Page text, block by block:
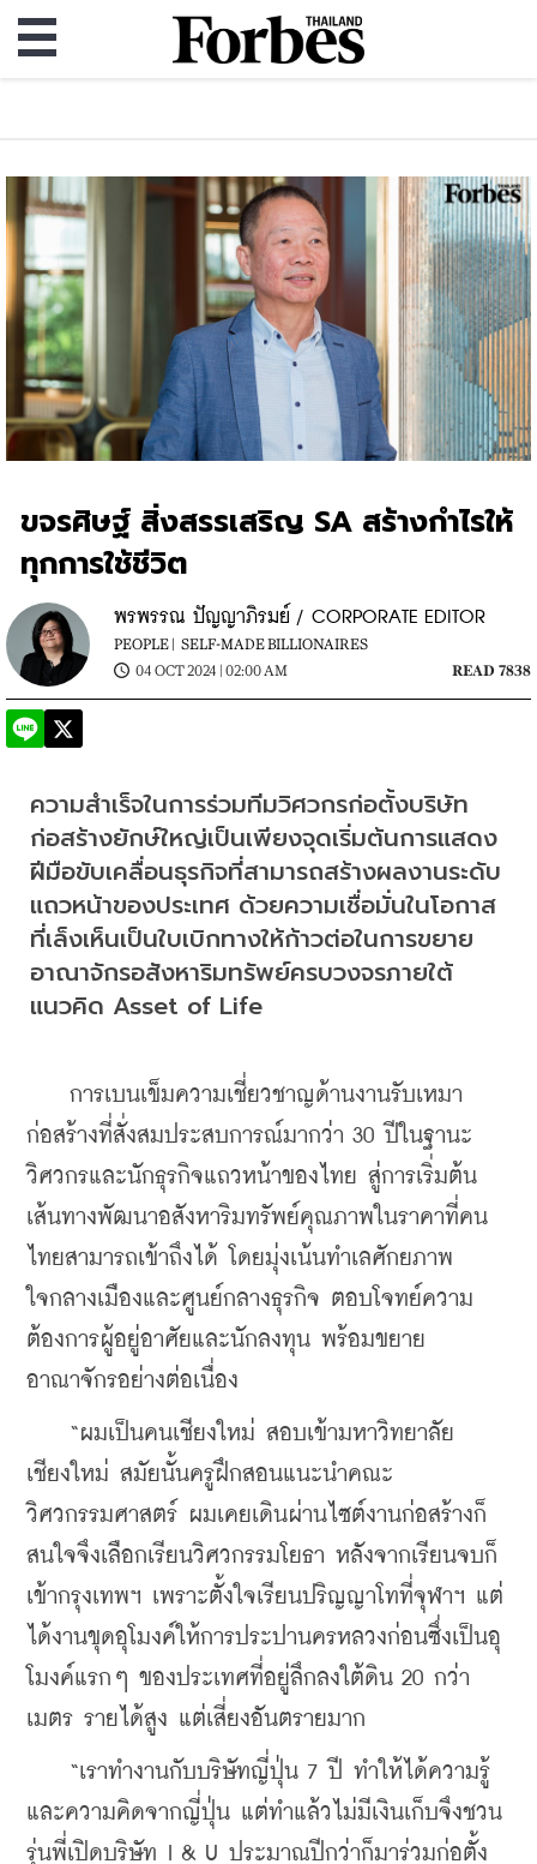
ขจรศิษฐ์ สิ่งสรรเสริญ SA สร้างกำไรให้
ทุกการใช้ชีวิต
พรพรรณ ปัญญาภิรมย์ / CORPORATE EDITOR
PEOPLE | SELF-MADE BILLIONAIRES
04 OCT 2024 | 02:00 AM
READ 7838
ความสำเร็จในการร่วมทีมวิศวกรก่อตั้งบริษัท
ก่อสร้างยักษ์ใหญ่เป็นเพียงจุดเริ่มต้นการแสดง
ฝีมือขับเคลื่อนธุรกิจที่สามารถสร้างผลงานระดับ
แถวหน้าของประเทศ ด้วยความเชื่อมั่นในโอกาส
ที่เล็งเห็นเป็นใบเบิกทางให้ก้าวต่อในการขยาย
อาณาจักรอสังหาริมทรัพย์ครบวงจรภายใต้
แนวคิด Asset of Life
การเบนเข็มความเชี่ยวชาญด้านงานรับเหมา
ก่อสร้างที่สั่งสมประสบการณ์มากว่า 30 ปีในฐานะ
วิศวกรและนักธุรกิจแถวหน้าของไทย สู่การเริ่มต้น
เส้นทางพัฒนาอสังหาริมทรัพย์คุณภาพในราคาที่คน
ไทยสามารถเข้าถึงได้ โดยมุ่งเน้นทำเลศักยภาพ
ใจกลางเมืองและศูนย์กลางธุรกิจ ตอบโจทย์ความ
ต้องการผู้อยู่อาศัยและนักลงทุน พร้อมขยาย
อาณาจักรอย่างต่อเนื่อง
“ผมเป็นคนเชียงใหม่ สอบเข้ามหาวิทยาลัย
เชียงใหม่ สมัยนั้นครูฝึกสอนแนะนำคณะ
วิศวกรรมศาสตร์ ผมเคยเดินผ่านไซต์งานก่อสร้างก็
สนใจจึงเลือกเรียนวิศวกรรมโยธา หลังจากเรียนจบก็
เข้ากรุงเทพฯ เพราะตั้งใจเรียนปริญญาโทที่จุฬาฯ แต่
ได้งานขุดอุโมงค์ให้การประปานครหลวงก่อนซึ่งเป็นอุ
โมงค์แรกๆ ของประเทศที่อยู่ลึกลงใต้ดิน 20 กว่า
เมตร รายได้สูง แต่เสี่ยงอันตรายมาก
“เราทำงานกับบริษัทญี่ปุ่น 7 ปี ทำให้ได้ความรู้
และความคิดจากญี่ปุ่น แต่ทำแล้วไม่มีเงินเก็บจึงชวน
รุ่นพี่เปิดบริษัท I & U ประมาณปีกว่าก็มาร่วมก่อตั้ง